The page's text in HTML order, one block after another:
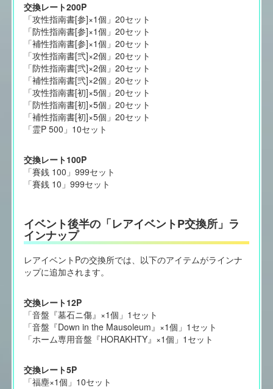
交換レート200P
「攻性指南書[参]×1個」20セット
「防性指南書[参]×1個」20セット
「補性指南書[参]×1個」20セット
「攻性指南書[弐]×2個」20セット
「防性指南書[弐]×2個」20セット
「補性指南書[弐]×2個」20セット
「攻性指南書[初]×5個」20セット
「防性指南書[初]×5個」20セット
「補性指南書[初]×5個」20セット
「霊P 500」10セット
交換レート100P
「賽銭 100」999セット
「賽銭 10」999セット
イベント後半の「レアイベントP交換所」ラ
インナップ
レアイベントPの交換所では、以下のアイテムがラインナ
ップに追加されます。
交換レート12P
「音盤『墓石ニ傷』×1個」1セット
「音盤『Down in the Mausoleum』×1個」1セット
「ホーム専用音盤『HORAKHTY』×1個」1セット
交換レート5P
「福塵×1個」10セット